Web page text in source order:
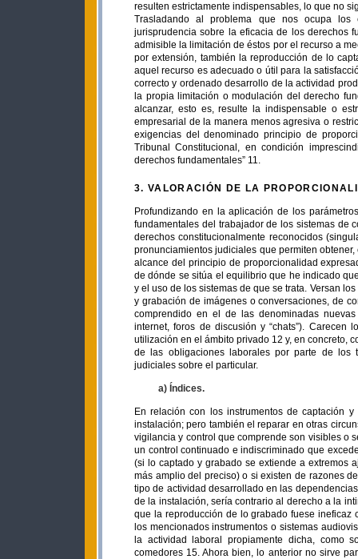
resulten estrictamente indispensables, lo que no
Trasladando al problema que nos ocupa
jurisprudencia sobre la eficacia de los derechos
admisible la limitación de éstos por el recurso a
por extensión, también la reproducción de lo
aquel recurso es adecuado o útil para la
correcto y ordenado desarrollo de la actividad
la propia limitación o modulación del derecho
alcanzar, esto es, resulte la indispensable o
empresarial de la manera menos agresiva o
exigencias del denominado principio de
Tribunal Constitucional, en condición
derechos fundamentales” 11.
3. VALORACIÓN DE LA
Profundizando en la aplicación de los
fundamentales del trabajador de los sistemas de
derechos constitucionalmente reconocidos
pronunciamientos judiciales que permiten
alcance del principio de proporcionalidad
de dónde se sitúa el equilibrio que he indicado
y el uso de los sistemas de que se trata. Versan
y grabación de imágenes o conversaciones, de
comprendido en el de las denominadas
internet, foros de discusión y “chats”).
utilización en el ámbito privado 12 y, en concreto,
de las obligaciones laborales por parte de los
judiciales sobre el particular.
a) Índices.
En relación con los instrumentos de captación
instalación; pero también el reparar en otras
vigilancia y control que comprende son visibles o
un control continuado e indiscriminado que
(si lo captado y grabado se extiende a extremos
más amplio del preciso) o si existen de razones
tipo de actividad desarrollado en las
de la instalación, sería contrario al derecho a la
que la reproducción de lo grabado fuese
los mencionados instrumentos o sistemas
la actividad laboral propiamente dicha, como
comedores 15. Ahora bien, lo anterior no sirve